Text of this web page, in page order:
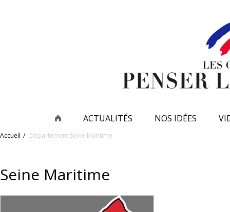
ACTUALITÉS NOS IDÉES
Accueil Département Seine Maritime
Seine Maritime